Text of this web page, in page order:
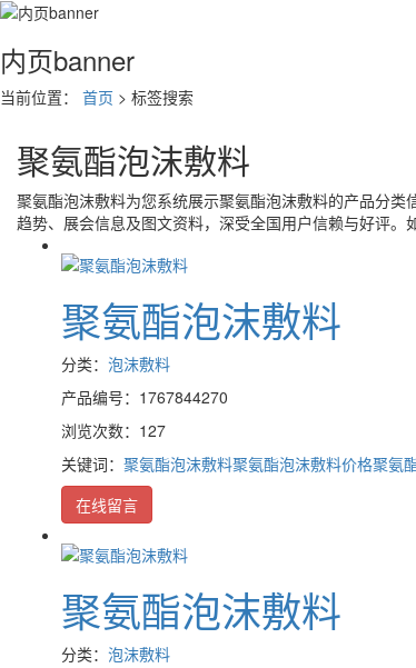
内页banner
当前位置： 首页 > 标签搜索
聚氨酯泡沫敷料
聚氨酯泡沫敷料为您系统展示聚氨酯泡沫敷料的产品分类
趋势、展会信息及图文资料，深受全国用户信赖与好评。
聚氨酯泡沫敷料
分类： 泡沫敷料
产品编号：1767844270
浏览次数：127
关键词： 聚氨酯泡沫敷料聚氨酯泡沫敷料价格聚氨
在线留言
聚氨酯泡沫敷料
分类： 泡沫敷料